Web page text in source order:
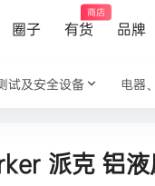
圈子 有货
商店
品牌
试及安全设备 电器
派克 铝